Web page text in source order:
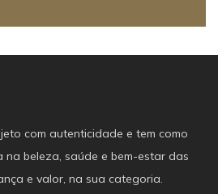
com autenticidade e tem como
na beleza, saúde e bem-estar das
e valor, na sua categoria.